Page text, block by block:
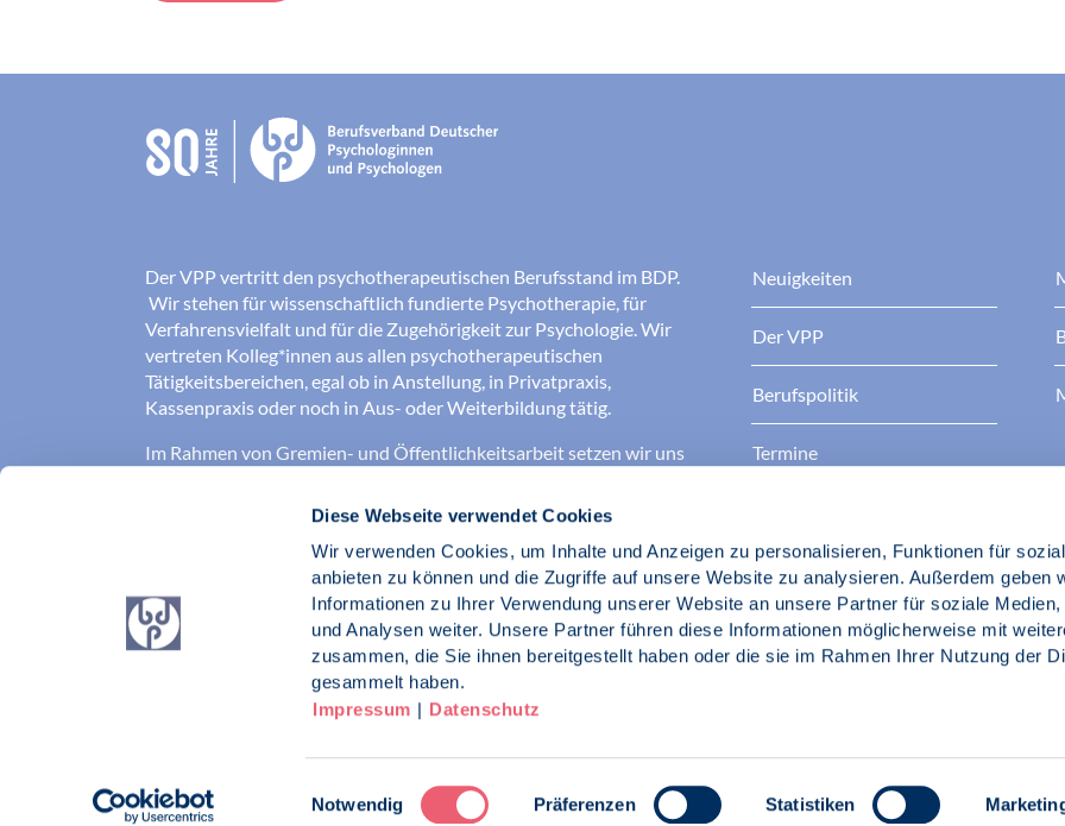
Diese Webseite verwendet Cookies
Wir verwenden Cookies, um Inhalte und Anzeigen zu personalisieren, Funktionen für
anbieten zu können und die Zugriffe auf unsere Website zu analysieren. Außerdem geben
Informationen zu Ihrer Verwendung unserer Website an unsere Partner für soziale Medien,
und Analysen weiter. Unsere Partner führen diese Informationen möglicherweise mit
zusammen, die Sie ihnen bereitgestellt haben oder die sie im Rahmen Ihrer Nutzung der
gesammelt haben.
Impressum | Datenschutz
Einwilligungsauswahl
Notwendig Präferenzen Statistiken
Der VPP vertritt den psychotherapeutischen Berufsstand im BDP.
Wir stehen für wissenschaftlich fundierte Psychotherapie, für
Verfahrensvielfalt und für die Zugehörigkeit zur Psychologie. Wir
vertreten Kolleg*innen aus allen psychotherapeutischen
Tätigkeitsbereichen, egal ob in Anstellung, in Privatpraxis,
Kassenpraxis oder noch in Aus- oder Weiterbildung tätig.
Im Rahmen von Gremien- und Öffentlichkeitsarbeit setzen wir uns
Weiterbildungsbedingungen ein, sowie für eine bessere
Gute Psychotherapie braucht einen aktiven Berufsstand!
Verband der Psychotherapeutinnen und Psychotherapeuten im
BDP e. V.
Neuigkeiten
Der VPP
Berufspolitik
Termine
Impressum